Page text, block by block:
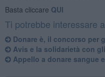
Basta cliccare QUI
Ti potrebbe interessare
Donare è, il concorso per
Avis e la solidarietà con
Appello a donare sangue